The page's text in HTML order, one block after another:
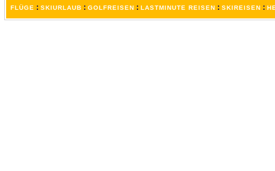
FLÜGE : SKIURLAUB : GOLFREISEN : LASTMINUTE REISEN : SKIREISEN :